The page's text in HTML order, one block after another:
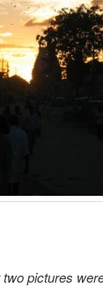
pictures